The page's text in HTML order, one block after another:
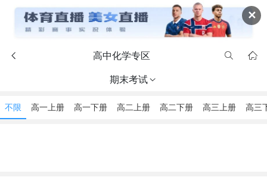
✕
 高中化学专区  
期末考试
不限 高一上册 高一下册 高二上册 高二下册 高三上册 高三